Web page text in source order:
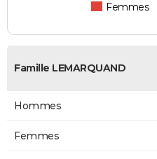
Femmes
Famille LEMARQUAND
Hommes
Femmes